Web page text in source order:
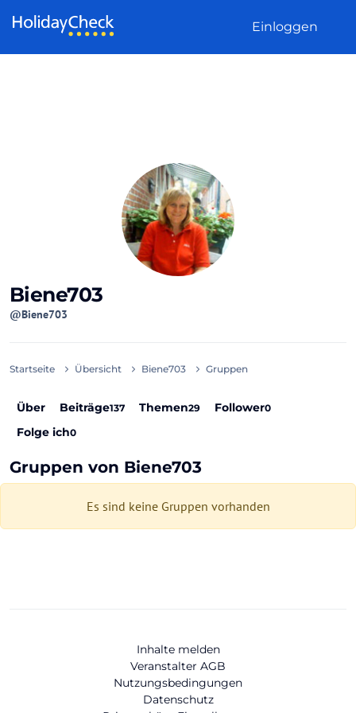
Einloggen
Biene703
@Biene703
Startseite Übersicht Biene703 Gruppen
Über Beiträge137 Themen29 Follower0
Folge ich0
Gruppen von Biene703
Es sind keine Gruppen vorhanden
Inhalte melden
Veranstalter AGB
Nutzungsbedingungen
Datenschutz